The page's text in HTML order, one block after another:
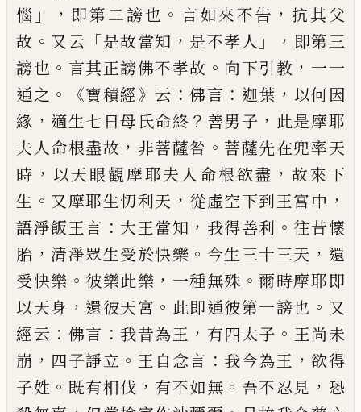
惱 」， 即第二謗也 。 言如來不告 ， 抗其父
故 。 又云 「是故當知 ， 是不孝人 」， 即第三
謗也 。 言其正謗佛不孝故 。 向下引教 ， 一一
通之 。《寶積經》 云 ：佛言 ： 迦葉 ， 以何因
緣 ， 適生七日母氏命終 ？ 善男子 ， 此是摩耶
夫人命根盡故 ， 非菩薩咎 。 菩薩先在兜率天
時 ， 以天眼觀摩耶夫人命根欲盡 ， 故來下
生 。 又摩耶生忉利天 ， 從虛空下到王宮中 ，
語淨飯王言 ： 大王當知 ， 我得善利 。 往昔懷
胎 ， 清淨眾生受於快樂 。 今生三十三天 ， 還
受快樂 。 彼樂此樂 ， 一種無殊 。爾時摩耶即
以天身 ， 還彼天宮 。 此即通彼第一謗也 。 又
經云 ： 佛言 ： 我昔為王 ， 有四太子 。 王尚未
崩 ， 四子諍立 。 王自念言 ： 我今為王 ，欲得
子姓 。 既有相伐 ， 有不如無 。 吾不忍見 ， 恐